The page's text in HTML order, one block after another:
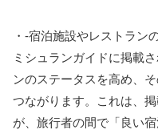
・-宿泊施設やレストラン
ミシュランガイドに掲載
ンのステータスを高め、
つながります。これは、
が、旅行者の間で「良い